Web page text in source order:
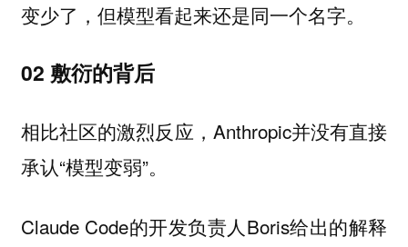
变少了，但模型看起来还是同一个名字。
02 敷衍的背后
相比社区的激烈反应，Anthropic并没有直接
承认“模型变弱”。
Claude Code的开发负责人Boris给出的解释